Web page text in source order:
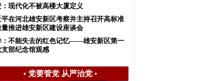
：现代化不被高楼大厦定义
平在河北雄安新区考察并主持召开高标准
量推进雄安新区建设座谈会
：不能失去的红色记忆——雄安新区第一
支部纪念馆观感
• 党要管党 从严治党•